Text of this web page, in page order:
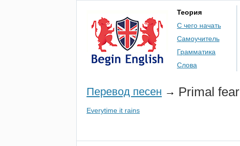
Теория
С чего начать
Самоучитель
Грамматика
Слова
Перевод песен → Primal fear
Everytime it rains